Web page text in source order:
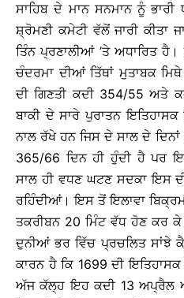
ਸਾਹਿਬ ਦੇ ਮਾਨ ਸਨਮਾਨ ਨੂੰ
ਸ਼੍ਰੋਮਣੀ ਕਮੇਟੀ ਵੱਲੋਂ ਜਾਰੀ ਕੀਤਾ
ਤਿੰਨ ਪ੍ਰਣਾਲੀਆਂ ’ਤੇ ਅਧਾਰਿਤ
ਚੰਦਰਮਾ ਦੀਆਂ ਤਿੱਥਾਂ ਮੁਤਾਬਕ
ਦੀ ਗਿਣਤੀ ਕਦੀ 354/55 ਅਤੇ
ਬਾਕੀ ਦੇ ਸਾਰੇ ਪੁਰਾਤਨ ਇਤਿਹਾਸਕ
ਨਾਲ ਰੱਖੇ ਹਨ ਜਿਸ ਦੇ ਸਾਲ ਦੇ ਦਿਨਾਂ
365/66 ਦਿਨ ਹੀ ਹੁੰਦੀ ਹੈ ਪਰ
ਸਾਲ ਹੀ ਵਧਣ ਘਟਣ ਸਦਕਾ ਇਸ
ਰਹਿੰਦੀਆਂ। ਇਸ ਤੋਂ ਇਲਾਵਾ
ਤਕਰੀਬਨ 20 ਮਿੰਟ ਵੱਧ ਹੋਣ ਕਰ
ਦੁਨੀਆਂ ਭਰ ਵਿੱਚ ਪ੍ਰਚਲਿਤ ਸਾਂਝੇ
ਕਾਰਨ ਹੈ ਕਿ 1699 ਦੀ
ਅੱਜ ਕੱਲ੍ਹ ਇਹ ਕਦੀ 13 ਅਪ੍ਰੈਲ